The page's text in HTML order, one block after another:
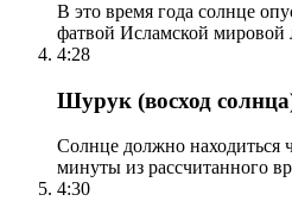
В это время года солнце
фатвой Исламской мировой
4:28
Шурук (восход
Солнце должно находиться
минуты из рассчитанного
4:30